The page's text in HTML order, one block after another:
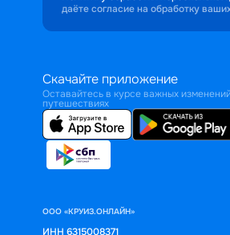
даёте согласие на обработку
Скачайте приложение
Оставайтесь в курсе важных
путешествиях
ООО «КРУИЗ.ОНЛАЙН»
ИНН 6315008371